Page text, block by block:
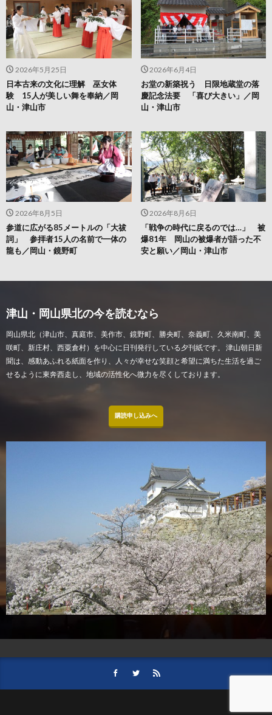
2026年8月6日
「戦争の時代に戻るのでは…」 被
爆81年 岡山の被爆者が語った不
安と願い／岡山・津山市
2026年8月5日
参道に広がる85メートルの「大祓
詞」 参拝者15人の名前で一体の
龍も／岡山・鏡野町
2026年6月4日
お堂の新築祝う 日限地蔵堂の落
慶記念法要 「喜び大きい」／岡
山・津山市
2026年5月25日
日本古来の文化に理解 巫女体
験 15人が美しい舞を奉納／岡
山・津山市
津山・岡山県北の今を読むなら
岡山県北（津山市、真庭市、美作市、鏡野町、勝央町、奈義町、久米南町、美
咲町、新庄村、西粟倉村）を中心に日刊発行している夕刊紙です。 津山朝日新
聞は、感動あふれる紙面を作り、人々が幸せな笑顔と希望に満ちた生活を過ご
せるように東奔西走し、地域の活性化へ微力を尽くしております。
購読申し込みへ